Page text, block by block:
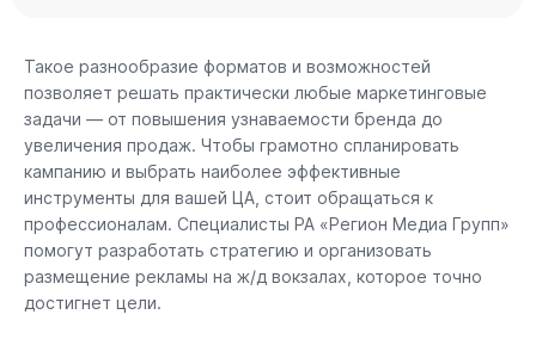
Такое разнообразие форматов и возможностей
позволяет решать практически любые маркетинговые
задачи — от повышения узнаваемости бренда до
увеличения продаж. Чтобы грамотно спланировать
кампанию и выбрать наиболее эффективные
инструменты для вашей ЦА, стоит обращаться к
профессионалам. Специалисты РА «Регион Медиа Групп»
помогут разработать стратегию и организовать
размещение рекламы на ж/д вокзалах, которое точно
достигнет цели.